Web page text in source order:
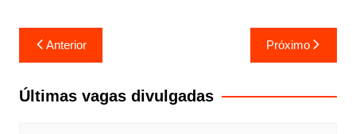
Navegação
de
Post
Anterior Próximo
Últimas vagas divulgadas